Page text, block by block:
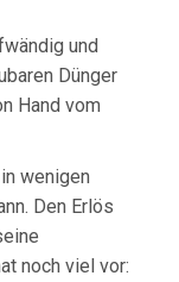
und
Dünger
Hand vom
wenigen
Den Erlös
noch viel vor: